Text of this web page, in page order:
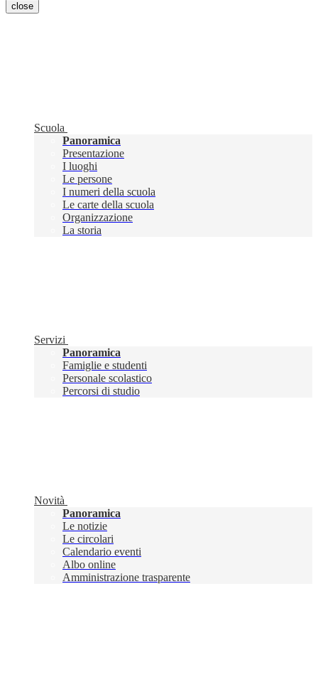
close
Scuola
Panoramica
Presentazione
I luoghi
Le persone
I numeri della scuola
Le carte della scuola
Organizzazione
La storia
Servizi
Panoramica
Famiglie e studenti
Personale scolastico
Percorsi di studio
Novità
Panoramica
Le notizie
Le circolari
Calendario eventi
Albo online
Amministrazione trasparente